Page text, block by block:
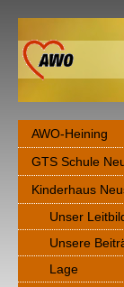
AWO-Heining
GTS Schule
Kinderhaus
Unser
Unsere
Lage